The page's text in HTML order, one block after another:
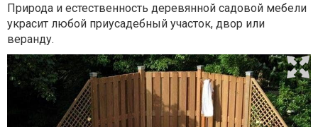
Природа и естественность деревянной садовой мебели
украсит любой приусадебный участок, двор или
веранду.